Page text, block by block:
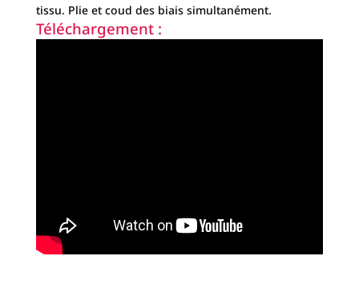
tissu. Plie et coud des biais simultanément.
Téléchargement :